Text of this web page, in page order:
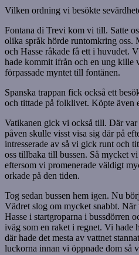
Vilken ordning vi besökte
Fontana di Trevi kom vi till. Satte
olika språk hörde runtomkring oss.
och Hasse råkade få ett i huvudet.
hade kommit ifrån och en ung kille
förpassade myntet till fontänen.
Spanska trappan fick också ett
och tittade på folklivet. Köpte även
Vatikanen gick vi också till. Där
påven skulle visst visa sig där på
intresserade av så vi gick runt och
oss tillbaka till bussen. Så mycket
eftersom vi promenerade väldigt
orkade på den tiden.
Tog sedan bussen hem igen. Nu
Vädret slog om mycket snabbt.
Hasse i startgroparna i bussdörren
iväg som en raket i regnet. Vi hade
där hade det mesta av vattnet
luckorna innan vi öppnade dom så